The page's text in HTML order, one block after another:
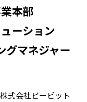
本部
ーション
グマネジャー
式会社ビービット